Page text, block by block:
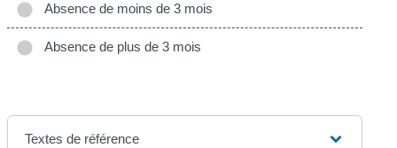
Absence de moins de 3 mois
Absence de plus de 3 mois
Textes de référence